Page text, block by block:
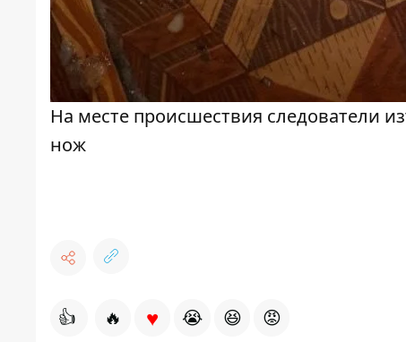
На месте происшествия следователи
нож
👍 🔥 ♥ 😭 😆 😡